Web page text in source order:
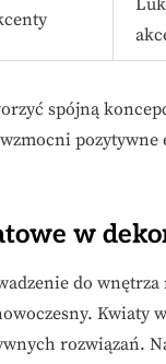
spójną
pozytywne
w
do
Kwiaty
rozwiązań.